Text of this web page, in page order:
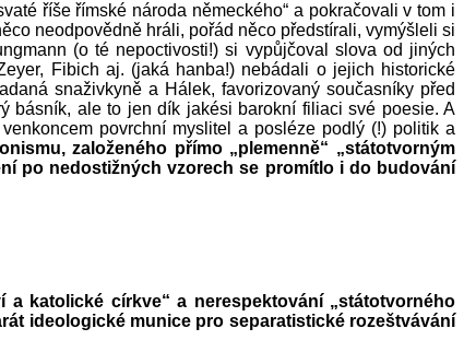
říše římské národa německého“ a pokračovali v tom i
neodpovědně hráli, pořád něco předstírali, vymýšleli si
(o té nepoctivosti!) si vypůjčoval slova od jiných
Fibich aj. (jaká hanba!) nebádali o jejich historické
snaživkyně a Hálek, favorizovaný současníky před
básník, ale to jen dík jakési barokní filiaci své poesie. A
povrchní myslitel a posléze podlý (!) politik a
založeného přímo „plemenně“ „státotvorným
po nedostižných vzorech se promítlo i do budování
katolické církve“ a nerespektování „státotvorného
ideologické munice pro separatistické rozeštvávání